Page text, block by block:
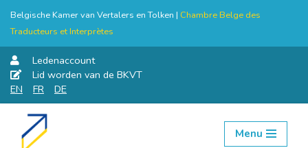
Belgische Kamer van Vertalers en Tolken | Chambre Belge des
Traducteurs et Interprètes
Ledenaccount
Lid worden van de BKVT
EN
FR DE
Skip
Menu